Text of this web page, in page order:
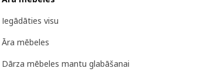
Iegādāties visu
Āra mēbeles
Dārza mēbeles mantu glabāšanai